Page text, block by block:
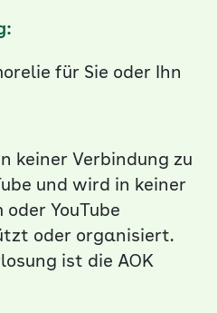
für Sie oder Ihn
keiner Verbindung zu
und wird in keiner
YouTube
oder organisiert.
ist die AOK